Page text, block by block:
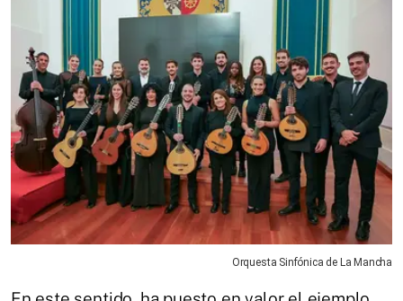
Orquesta Sinfónica de La Mancha